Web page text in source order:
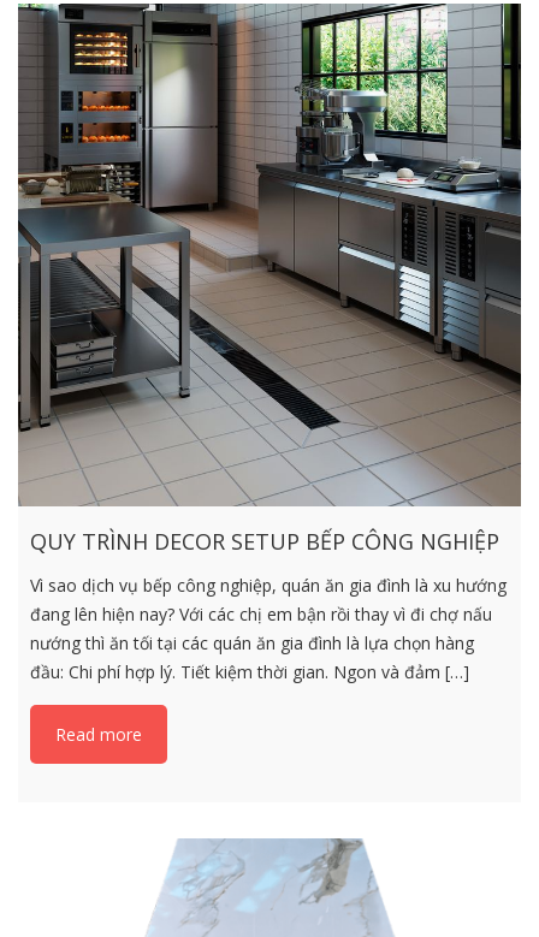
QUY TRÌNH DECOR SETUP BẾP CÔNG NGHIỆP
Vì sao dịch vụ bếp công nghiệp, quán ăn gia đình là xu hướng
đang lên hiện nay? Với các chị em bận rồi thay vì đi chợ nấu
nướng thì ăn tối tại các quán ăn gia đình là lựa chọn hàng
đầu: Chi phí hợp lý. Tiết kiệm thời gian. Ngon và đảm […]
Read more